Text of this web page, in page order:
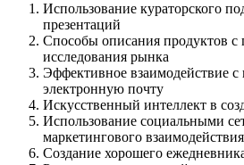
Использование кураторского
презентаций
Способы описания продуктов
исследования рынка
Эффективное взаимодействие с
электронную почту
Искусственный интеллект в
Использование социальными
маркетингового взаимодействия
Создание хорошего